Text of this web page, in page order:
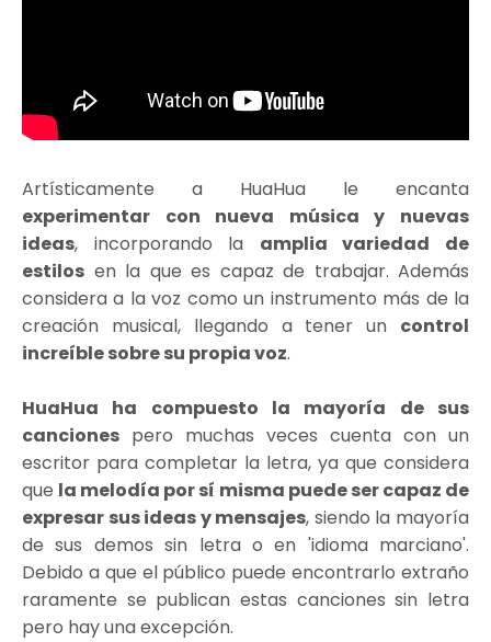
Artísticamente a HuaHua le encanta
experimentar con nueva música y nuevas
ideas, incorporando la amplia variedad de
estilos en la que es capaz de trabajar. Además
considera a la voz como un instrumento más de la
creación musical, llegando a tener un control
increíble sobre su propia voz.
HuaHua ha compuesto la mayoría de sus
canciones pero muchas veces cuenta con un
escritor para completar la letra, ya que considera
que la melodía por sí misma puede ser capaz de
expresar sus ideas y mensajes, siendo la mayoría
de sus demos sin letra o en 'idioma marciano'.
Debido a que el público puede encontrarlo extraño
raramente se publican estas canciones sin letra
pero hay una excepción.